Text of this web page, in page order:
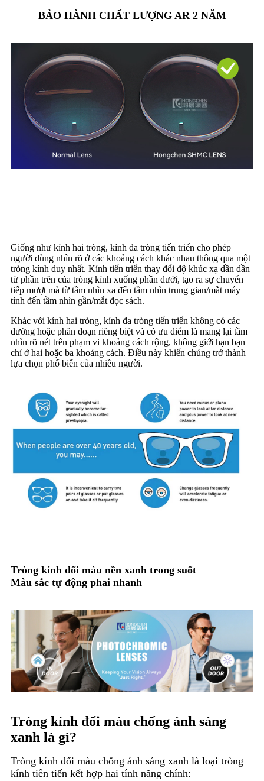
BẢO HÀNH CHẤT LƯỢNG AR 2 NĂM
Giống như kính hai tròng, kính đa tròng tiến triển cho phép
người dùng nhìn rõ ở các khoảng cách khác nhau thông qua một
tròng kính duy nhất. Kính tiến triển thay đổi độ khúc xạ dần dần
từ phần trên của tròng kính xuống phần dưới, tạo ra sự chuyển
tiếp mượt mà từ tầm nhìn xa đến tầm nhìn trung gian/mắt máy
tính đến tầm nhìn gần/mắt đọc sách.
Khác với kính hai tròng, kính đa tròng tiến triển không có các
đường hoặc phân đoạn riêng biệt và có ưu điểm là mang lại tầm
nhìn rõ nét trên phạm vi khoảng cách rộng, không giới hạn bạn
chỉ ở hai hoặc ba khoảng cách. Điều này khiến chúng trở thành
lựa chọn phổ biến của nhiều người.
Tròng kính đổi màu nền xanh trong suốt
Màu sắc tự động phai nhanh
Tròng kính đổi màu chống ánh sáng
xanh là gì?
Tròng kính đổi màu chống ánh sáng xanh là loại tròng
kính tiên tiến kết hợp hai tính năng chính: